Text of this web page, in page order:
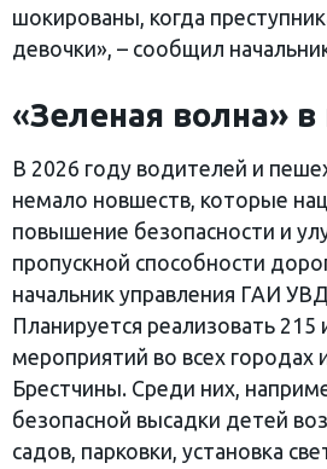
шокированы, когда
девочки», – сообщил
«Зеленая волна» в
В 2026 году водителей и
немало новшеств, которые
повышение безопасности и
пропускной способности
начальник управления ГАИ
Планируется реализовать
мероприятий во всех городах
Брестчины. Среди них,
безопасной высадки детей
садов, парковки, установка